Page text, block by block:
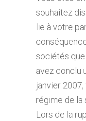
souhaitez
lie à votre
sociétés
avez conclu
janvier
régime de la
Lors de la